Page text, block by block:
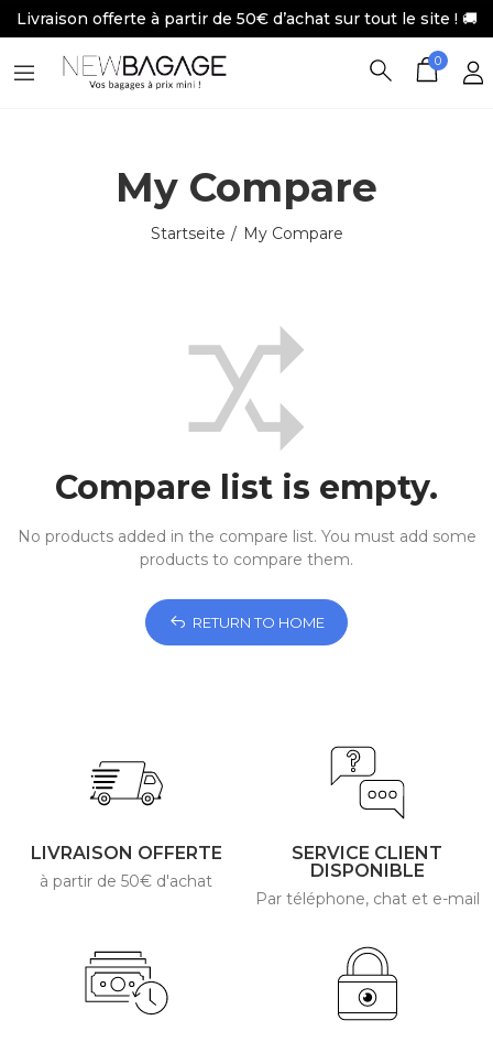
Livraison offerte à partir de 50€ d’achat sur tout le site ! 🚚
0
My Compare
Startseite My Compare
Compare list is empty.
No products added in the compare list. You must add some
products to compare them.
RETURN TO HOME
LIVRAISON OFFERTE
à partir de 50€ d'achat
SERVICE CLIENT
DISPONIBLE
Par téléphone, chat et e-mail